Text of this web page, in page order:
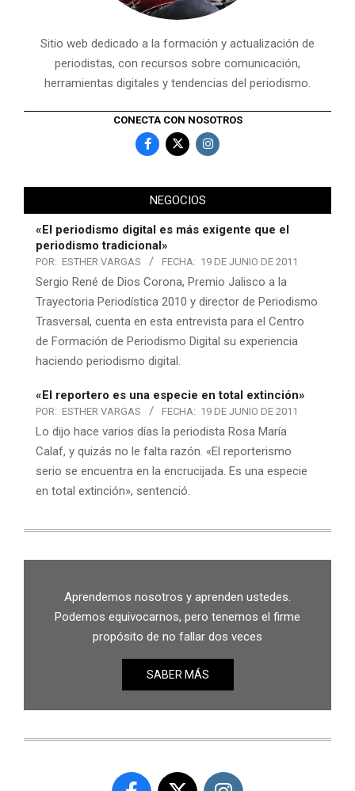
Sitio web dedicado a la formación y actualización de
periodistas, con recursos sobre comunicación,
herramientas digitales y tendencias del periodismo.
CONECTA CON NOSOTROS
NEGOCIOS
«El periodismo digital es más exigente que el
periodismo tradicional»
POR: ESTHER VARGAS FECHA: 19 DE JUNIO DE 2011
Sergio René de Dios Corona, Premio Jalisco a la
Trayectoria Periodística 2010 y director de Periodismo
Trasversal, cuenta en esta entrevista para el Centro
de Formación de Periodismo Digital su experiencia
haciendo periodismo digital.
«El reportero es una especie en total extinción»
POR: ESTHER VARGAS FECHA: 19 DE JUNIO DE 2011
Lo dijo hace varios días la periodista Rosa María
Calaf, y quizás no le falta razón. «El reporterismo
serio se encuentra en la encrucijada. Es una especie
en total extinción», sentenció.
Aprendemos nosotros y aprenden ustedes.
Podemos equivocarnos, pero tenemos el firme
propósito de no fallar dos veces
SABER MÁS